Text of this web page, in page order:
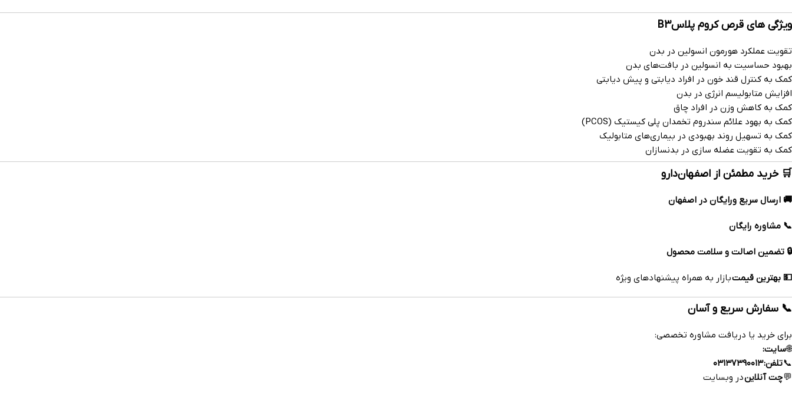
ویژگی های قرص کروم پلاسB3
تقویت عملکرد هورمون انسولین در بدن
بهبود حساسیت به انسولین در بافت‌های بدن
کمک به کنترل قند خون در افراد دیابتی و پیش دیابتی
افزایش متابولیسم انرژی در بدن
کمک به کاهش وزن در افراد چاق
کمک به بهود علائم سندروم تخمدان پلی کیستیک (PCOS)
کمک به تسهیل روند بهبودی در بیماری‌های متابولیک
کمک به تقویت عضله سازی در بدنسازان
🛒 خرید مطمئن از اصفهان‌دارو
🚚 ارسال سریع ورایگان در اصفهان
📞 مشاوره رایگان
🔒 تضمین اصالت و سلامت محصول
💵 بهترین قیمتبازار به همراه پیشنهادهای ویژه
📞 سفارش سریع و آسان
برای خرید یا دریافت مشاوره تخصصی:
🌐سایت:
📞تلفن:۰۳۱۳۷۳۹۰۰۱۳
💬چت آنلایندر وبسایت